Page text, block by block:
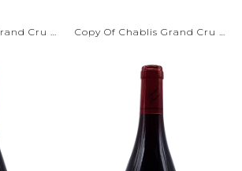
Copy Of Chablis Grand Cru -... Copy Of Chablis Grand Cru -...